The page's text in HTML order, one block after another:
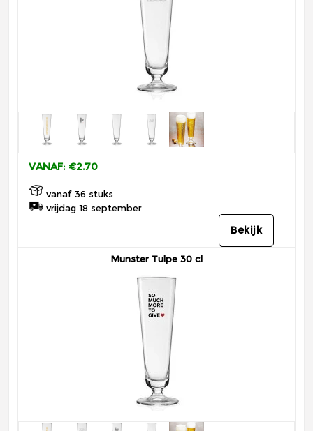
VANAF: €2.70
vanaf 36 stuks
vrijdag 18 september
Bekijk
Munster Tulpe 30 cl